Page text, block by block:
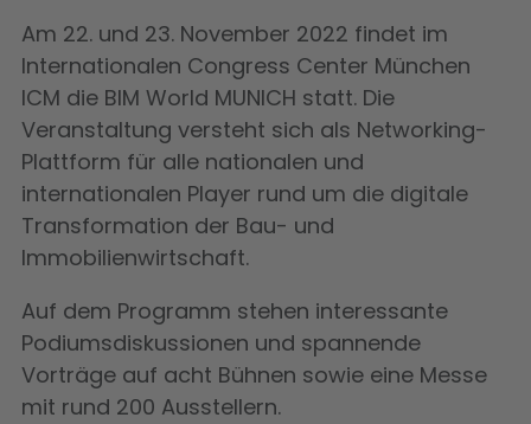
Am 22. und 23. November 2022 findet im
Internationalen Congress Center München
ICM die BIM World MUNICH statt. Die
Veranstaltung versteht sich als Networking-
Plattform für alle nationalen und
internationalen Player rund um die digitale
Transformation der Bau- und
Immobilienwirtschaft.
Auf dem Programm stehen interessante
Podiumsdiskussionen und spannende
Vorträge auf acht Bühnen sowie eine Messe
mit rund 200 Ausstellern.